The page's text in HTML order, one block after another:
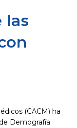
las
(CACM) ha
Demografía